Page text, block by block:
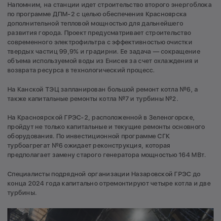
Напомним, на станции идет строительство второго энергоблока
по программе ДПМ-2 с целью обеспечения Красноярска
дополнительной тепловой мощностью для дальнейшего
развития города. Проект предусматривает строительство
современного электрофильтра с эффективностью очистки
твердых частиц 99,9% и градирни. Ее задача — сокращение
объема используемой воды из Енисея за счет охлаждения и
возврата ресурса в технологический процесс.
На Канской ТЭЦ запланирован большой ремонт котла №6, а
также капитальные ремонты котла №7 и турбины №2.
На Красноярской ГРЭС-2, расположенной в Зеленогорске,
пройдут не только капитальные и текущие ремонты основного
оборудования. По инвестиционной программе СГК
турбоагрегат №6 ожидает реконструкция, которая
предполагает замену старого генератора мощностью 164 МВт.
Специалисты подрядной организации Назаровской ГРЭС до
конца 2024 года капитально отремонтируют четыре котла и две
турбины.